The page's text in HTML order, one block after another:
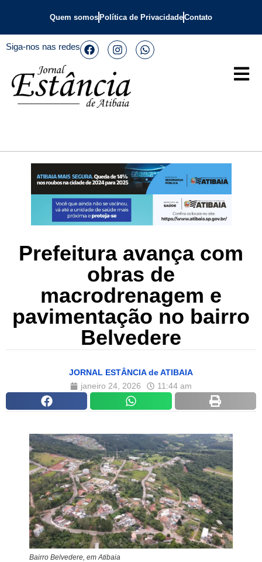
Quem somos Política de PrivacidadeContato
Siga-nos nas redes
Prefeitura avança com
obras de
macrodrenagem e
pavimentação no bairro
Belvedere
JORNAL ESTÂNCIA de ATIBAIA
janeiro 24, 2026
11:44 am
Bairro Belvedere, em Atibaia